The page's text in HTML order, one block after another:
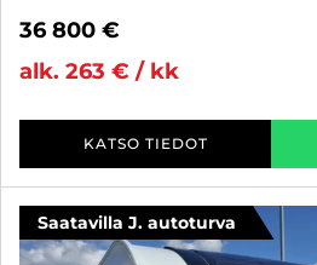
36 800 €
alk. 263 € / kk
KATSO TIEDOT
Saatavilla J. autoturva